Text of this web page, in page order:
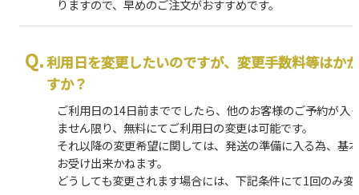
りますので、早めのご注文がおすすめです。
利用日を変更したいのですが、変更手数料等はか
すか？
ご利用日の14日前まででしたら、他のお客様のご予約が入
ません限り、 無料にてご利用日の変更は可能です。
それ以降の変更希望に関しては、発送の準備に入る為、基
お受け出来かねます。
どうしても変更されます場合には、下記条件にて1回のみ変